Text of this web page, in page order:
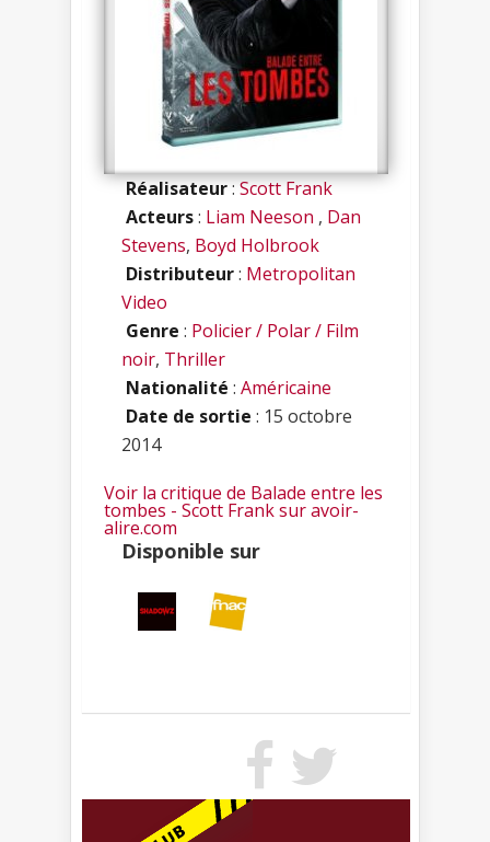
Réalisateur:Scott Frank
Acteurs: Liam Neeson , Dan
Stevens, Boyd Holbrook
Distributeur: Metropolitan
Video
Genre : Policier / Polar / Film
noir, Thriller
Nationalité : Américaine
Date de sortie : 15 octobre
2014
Voir la critique de Balade entre les
tombes - Scott Frank sur avoir-
alire.com
Disponible sur